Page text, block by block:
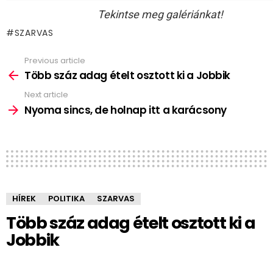
Tekintse meg galériánkat!
SZARVAS
more
Previous article
Több száz adag ételt osztott ki a Jobbik
Next article
Nyoma sincs, de holnap itt a karácsony
HÍREK POLITIKA SZARVAS
Több száz adag ételt osztott ki a
Jobbik